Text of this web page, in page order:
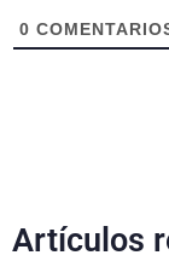
0
Artículos